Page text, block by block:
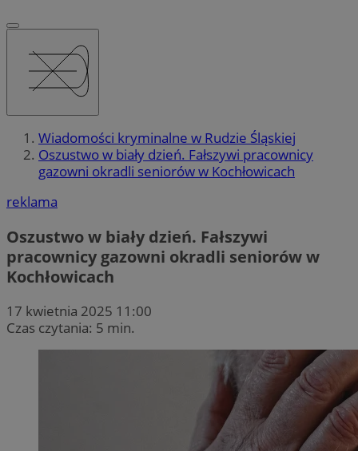
Wiadomości kryminalne w Rudzie Śląskiej
Oszustwo w biały dzień. Fałszywi pracownicy
gazowni okradli seniorów w Kochłowicach
reklama
Oszustwo w biały dzień. Fałszywi
pracownicy gazowni okradli seniorów w
Kochłowicach
17 kwietnia 2025 11:00
Czas czytania: 5 min.